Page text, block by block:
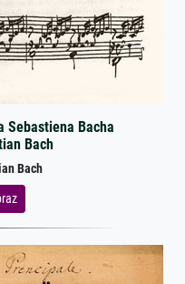
Sebastiena Bacha
Bach
Bach